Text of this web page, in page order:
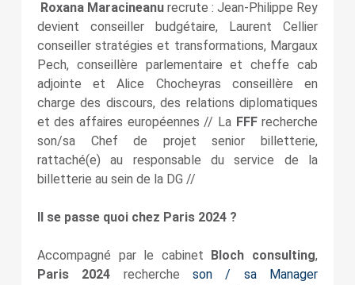
Roxana Maracineanurecrute : Jean-Philippe Rey
devient conseiller budgétaire, Laurent Cellier
conseiller stratégies et transformations, Margaux
Pech, conseillère parlementaire et cheffe cab
adjointe et Alice Chocheyras conseillère en
charge des discours, des relations diplomatiques
et des affaires européennes // La FFFrecherche
son/sa Chef de projet senior billetterie,
rattaché(e) au responsable du service de la
billetterie au sein de la DG //
Il se passe quoi chez Paris 2024 ?
Accompagné par le cabinet Bloch consulting,
Paris 2024 recherche son / sa Manager